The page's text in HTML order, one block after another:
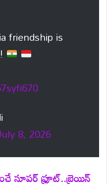
friendship is
8, 2026
సూపర్ ఫ్రూట్..బ్రెయిన్